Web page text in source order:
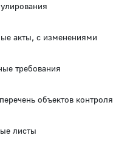
акты, с изменениями
требования
объектов контроля
листы